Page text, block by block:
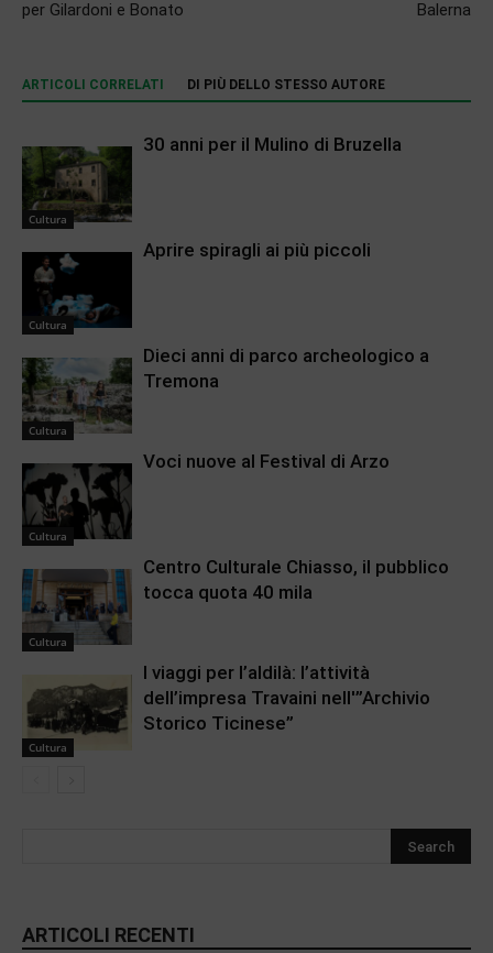
per Gilardoni e Bonato
Balerna
ARTICOLI CORRELATI DI PIÙ DELLO STESSO AUTORE
Cultura
30 anni per il Mulino di Bruzella
Cultura
Aprire spiragli ai più piccoli
Cultura
Dieci anni di parco archeologico a
Tremona
Cultura
Voci nuove al Festival di Arzo
Cultura
Centro Culturale Chiasso, il pubblico
tocca quota 40 mila
Cultura
I viaggi per l’aldilà: l’attività
dell’impresa Travaini nell'”Archivio
Storico Ticinese”
ARTICOLI RECENTI